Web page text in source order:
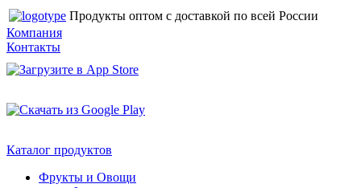
Продукты оптом с доставкой по всей России
Компания
Контакты
Каталог продуктов
Фрукты и Овощи